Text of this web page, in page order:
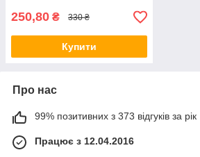
250,80 ₴ 330 ₴
Купити
Про нас
99% позитивних з 373 відгуків за рік
Працює з 12.04.2016